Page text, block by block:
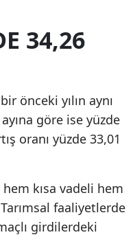
34,26
önceki yılın aynı
göre ise yüzde
oranı yüzde 33,01
kısa vadeli hem
faaliyetlerde
girdilerdeki